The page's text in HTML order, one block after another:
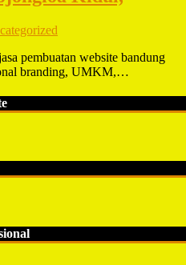
pembuatan website bandung
branding, UMKM,…